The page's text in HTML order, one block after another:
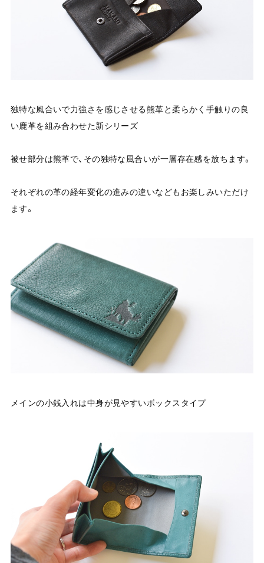
独特な風合いで力強さを感じさせる熊革と柔らかく手触りの良
い鹿革を組み合わせた新シリーズ
被せ部分は熊革で、その独特な風合いが一層存在感を放ちます。
それぞれの革の経年変化の進みの違いなどもお楽しみいただけ
ます。
メインの小銭入れは中身が見やすいボックスタイプ